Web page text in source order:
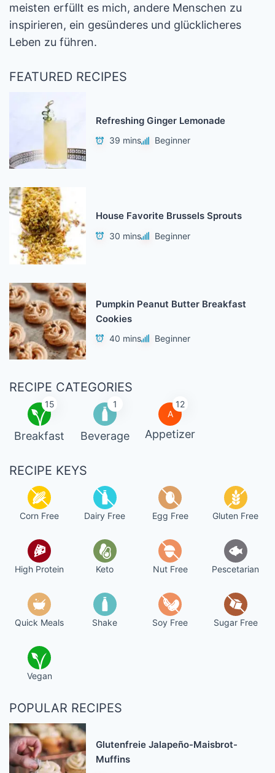
meisten erfüllt es mich, andere Menschen zu
inspirieren, ein gesünderes und glücklicheres
Leben zu führen.
FEATURED RECIPES
Refreshing Ginger Lemonade
39 mins Beginner
House Favorite Brussels Sprouts
30 mins Beginner
Pumpkin Peanut Butter Breakfast
Cookies
40 mins Beginner
RECIPE CATEGORIES
15
Breakfast
1
Beverage
A
12
Appetizer
RECIPE KEYS
Corn Free Dairy Free Egg Free Gluten Free
High Protein Keto Nut Free Pescetarian
Quick Meals Shake Soy Free Sugar Free
Vegan
POPULAR RECIPES
Glutenfreie Jalapeño-Maisbrot-
Muffins